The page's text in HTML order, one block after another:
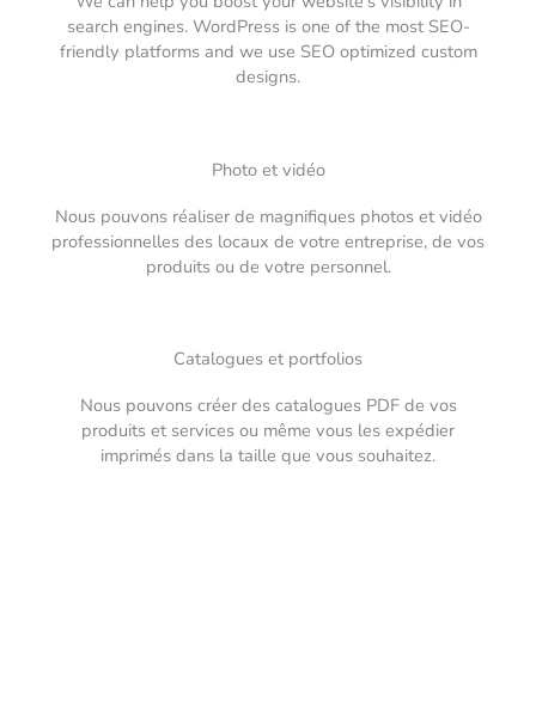
search engines. WordPress is one of the most SEO-
friendly platforms and we use SEO optimized custom
designs.
Photo et vidéo
Nous pouvons réaliser de magnifiques photos et vidéo
professionnelles des locaux de votre entreprise, de vos
produits ou de votre personnel.
Catalogues et portfolios
Nous pouvons créer des catalogues PDF de vos
produits et services ou même vous les expédier
imprimés dans la taille que vous souhaitez.